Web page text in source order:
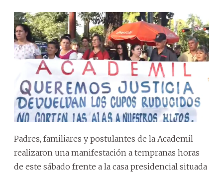
Padres, familiares y postulantes de la Academil
realizaron una manifestación a tempranas horas
de este sábado frente a la casa presidencial situada